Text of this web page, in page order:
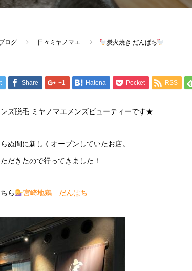
ログ 日々ミヤノマエ 炭火焼き だんぱち
Share +1 Hatena Pocket RSS
ズ脱毛 ミヤノマエメンズビューティーです★
ぬ間に新しくオープンしていたお店。
だきたので行ってきました！
ら 宮崎地鶏 だんぱち